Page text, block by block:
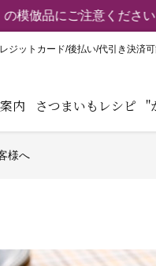
模倣品にご注意ください
内 さつまいもレシピ "
ジットカード/後払い/代引き決済
様へ